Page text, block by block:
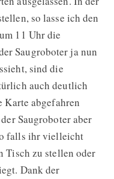
so lasse ich den
11 Uhr die
Saugroboter ja nun
sind die
auch deutlich
Karte abgefahren
Saugroboter aber
falls ihr vielleicht
Tisch zu stellen oder
Dank der